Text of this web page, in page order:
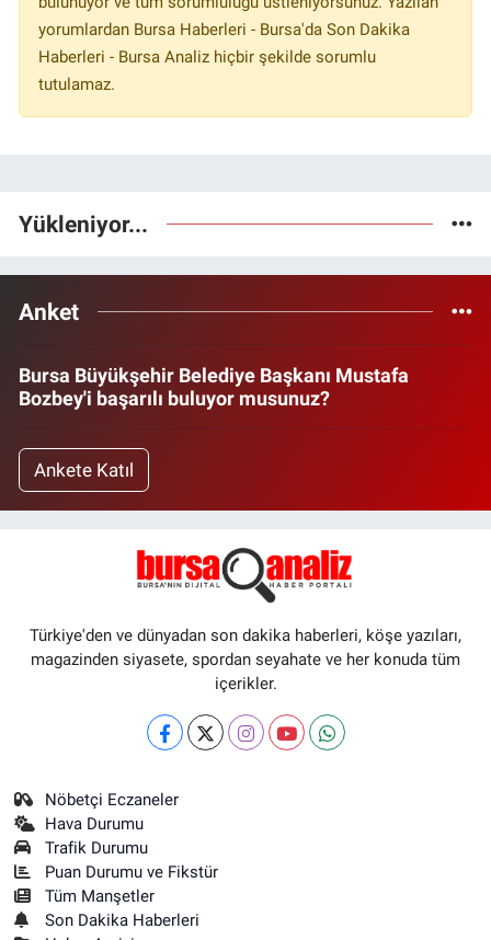
yorumlardan Bursa Haberleri - Bursa'da Son Dakika
Haberleri - Bursa Analiz hiçbir şekilde sorumlu
tutulamaz.
Yükleniyor...
Anket
Bursa Büyükşehir Belediye Başkanı Mustafa
Bozbey'i başarılı buluyor musunuz?
Ankete Katıl
Türkiye'den ve dünyadan son dakika haberleri, köşe yazıları,
magazinden siyasete, spordan seyahate ve her konuda tüm
içerikler.
Nöbetçi Eczaneler
Hava Durumu
Trafik Durumu
Puan Durumu ve Fikstür
Tüm Manşetler
Son Dakika Haberleri